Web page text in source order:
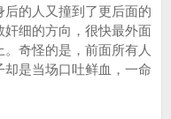
的人又撞到了更后面的
奸细的方向，很快最外面
奇怪的是，前面所有人
是当场口吐鲜血，一命